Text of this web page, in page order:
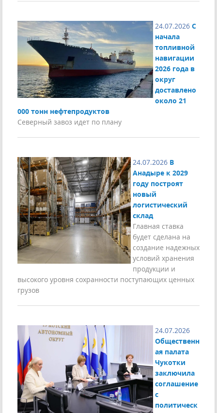
24.07.2026 С
начала
топливной
навигации
2026 года в
округ
доставлено
около 21
000 тонн нефтепродуктов
Северный завоз идет по плану
24.07.2026 В
Анадыре к 2029
году построят
новый
логистический
склад
Главная ставка
будет сделана на
создание надежных
условий хранения
продукции и
высокого уровня сохранности поступающих ценных
грузов
24.07.2026
Общественн
ая палата
Чукотки
заключила
соглашение
с
политическ